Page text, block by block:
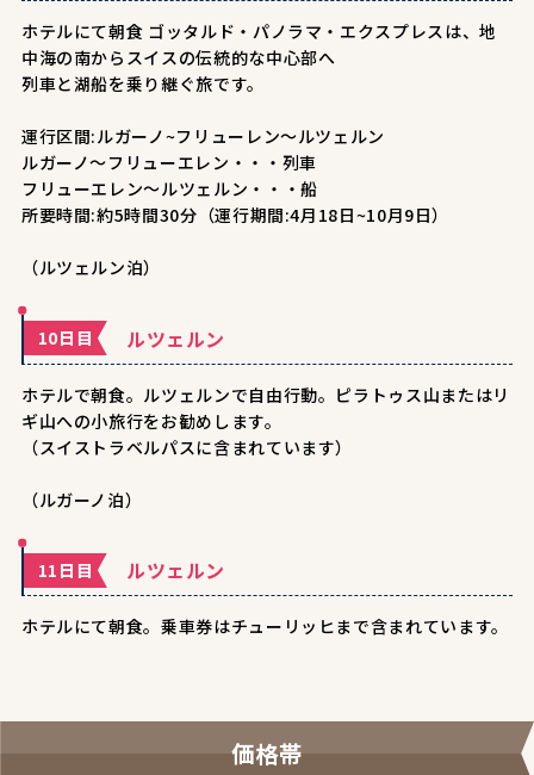
ホテルにて朝食 ゴッタルド・パノラマ・エクスプレスは、地
中海の南からスイスの伝統的な中心部へ
列車と湖船を乗り継ぐ旅です。
運行区間:ルガーノ~フリューレン～ルツェルン
ルガーノ～フリューエレン・・・列車
フリューエレン～ルツェルン・・・船
所要時間:約5時間30分（運行期間:4月18日~10月9日）
（ルツェルン泊）
10日目 ルツェルン
ホテルで朝食。ルツェルンで自由行動。ピラトゥス山またはリ
ギ山への小旅行をお勧めします。
（スイストラベルパスに含まれています）
（ルガーノ泊）
11日目 ルツェルン
ホテルにて朝食。乗車券はチューリッヒまで含まれています。
価格帯